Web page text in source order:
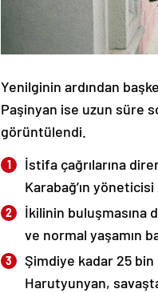
Yenilginin ardından
Paşinyan ise uzun süre
görüntülendi.
İstifa çağrılarına
Karabağ’ın
İkilinin buluşmasına
ve normal yaşamın
Şimdiye kadar 25 bin
Harutyunyan,